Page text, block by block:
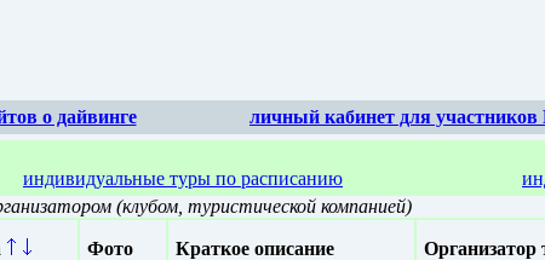
о дайвинге личный кабинет для
индивидуальные туры по расписанию
(клубом, туристической компанией)
Фото Краткое описание Организатор